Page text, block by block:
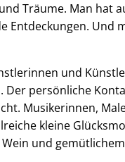
Träume. Man hat
Entdeckungen. Und
und
persönliche
Musikerinnen,
kleine
und